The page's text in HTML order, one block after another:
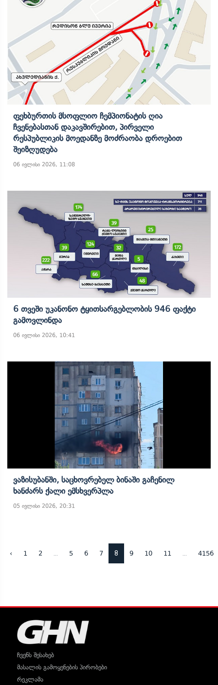
Ფეხბურთის Მსოფლიო Ჩემპიონატის Ღია
Ჩვენებასთან Დაკავშირებით, Პირველი
Რესპუბლიკის Მოედანზე Მოძრაობა Დროებით
Შეიზღუდება
06 ივლისი 2026, 11:08
6 Თვეში Უკანონო Ტყითსარგებლობის 946 Ფაქტი
Გამოვლინდა
06 ივლისი 2026, 10:41
Ვაზისუბანში, Საცხოვრებელ Ბინაში Გაჩენილ
Ხანძარს Ქალი Ემსხვერპლა
05 ივლისი 2026, 20:31
‹ 1 2 5 6 7 8 9 10 11 4156
ჩვენს შესახებ
მასალის გამოყენების პირობები
რეკლამა